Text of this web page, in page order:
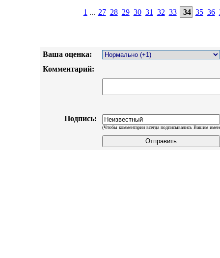
1 ... 27 28 29 30 31 32 33 34 35 36
Ваша оценка:
Комментарий:
Подпись:
(Чтобы комментарии всегда подписывались Вашим